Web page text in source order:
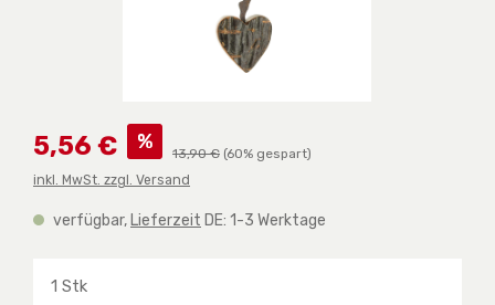
Verkaufspreis:
5,56 € % Regulärer Preis:
13,90 € (60% gespart)
inkl. MwSt. zzgl. Versand
verfügbar, Lieferzeit DE: 1-3 Werktage